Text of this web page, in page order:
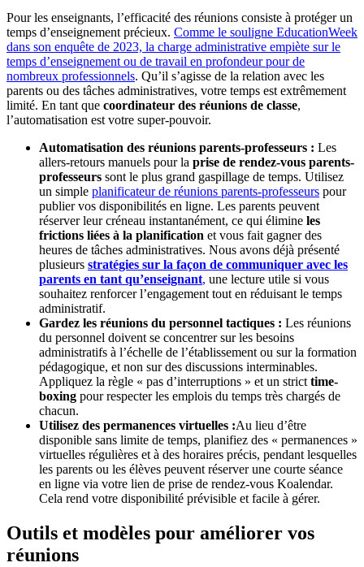
Pour les enseignants, l’efficacité des réunions consiste à protéger un
temps d’enseignement précieux. Comme le souligne EducationWeek
dans son enquête de 2023, la charge administrative empiète sur le
temps d’enseignement ou de travail en profondeur pour de
nombreux professionnels. Qu’il s’agisse de la relation avec les
parents ou des tâches administratives, votre temps est extrêmement
limité. En tant que coordinateur des réunions de classe,
l’automatisation est votre super‑pouvoir.
Automatisation des réunions parents-professeurs : Les
allers-retours manuels pour la prise de rendez-vous parents-
professeurs sont le plus grand gaspillage de temps. Utilisez
un simple planificateur de réunions parents-professeurs pour
publier vos disponibilités en ligne. Les parents peuvent
réserver leur créneau instantanément, ce qui élimine les
frictions liées à la planification et vous fait gagner des
heures de tâches administratives. Nous avons déjà présenté
plusieurs stratégies sur la façon de communiquer avec les
parents en tant qu’enseignant, une lecture utile si vous
souhaitez renforcer l’engagement tout en réduisant le temps
administratif.
Gardez les réunions du personnel tactiques : Les réunions
du personnel doivent se concentrer sur les besoins
administratifs à l’échelle de l’établissement ou sur la formation
pédagogique, et non sur des discussions interminables.
Appliquez la règle « pas d’interruptions » et un strict time-
boxing pour respecter les emplois du temps très chargés de
chacun.
Utilisez des permanences virtuelles :Au lieu d’être
disponible sans limite de temps, planifiez des « permanences »
virtuelles régulières et à des horaires précis, pendant lesquelles
les parents ou les élèves peuvent réserver une courte séance
en ligne via votre lien de prise de rendez-vous Koalendar.
Cela rend votre disponibilité prévisible et facile à gérer.
Outils et modèles pour améliorer vos
réunions